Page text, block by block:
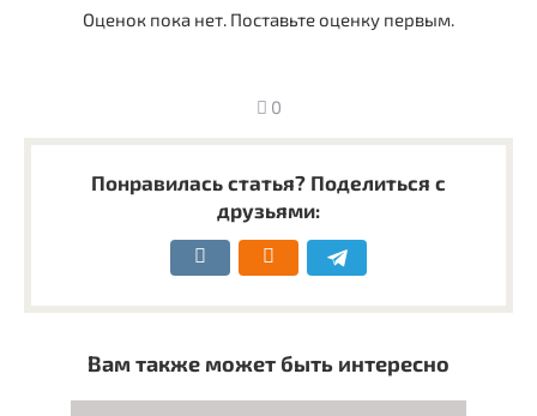
Оценок пока нет. Поставьте оценку первым.
0
Понравилась статья? Поделиться с
друзьями:
Вам также может быть интересно